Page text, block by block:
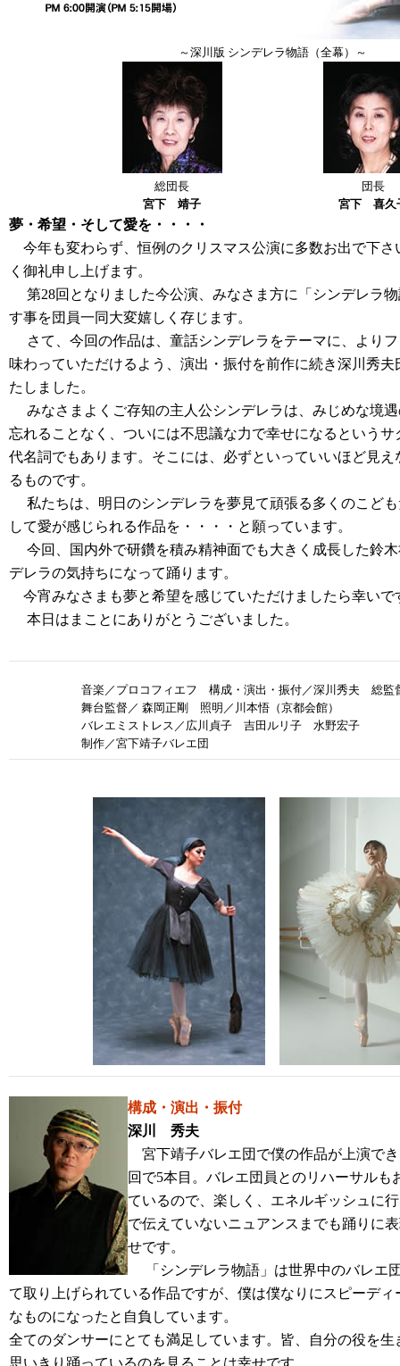
～深川版 シンデレラ物語（全幕）～
総団長
宮下 靖子
団長
宮下 喜久
夢・希望・そして愛を・・・・
今年も変わらず、恒例のクリスマス公演に多数お出で下さ
く御礼申し上げます。
第28回となりました今公演、みなさま方に「シンデレラ
す事を団員一同大変嬉しく存じます。
さて、今回の作品は、童話シンデレラをテーマに、より
味わっていただけるよう、演出・振付を前作に続き深川秀
たしました。
みなさまよくご存知の主人公シンデレラは、みじめな境
忘れることなく、ついには不思議な力で幸せになるという
代名詞でもあります。そこには、必ずといっていいほど見
るものです。
私たちは、明日のシンデレラを夢見て頑張る多くのこど
して愛が感じられる作品を・・・・と願っています。
今回、国内外で研鑽を積み精神面でも大きく成長した鈴
デレラの気持ちになって踊ります。
今宵みなさまも夢と希望を感じていただけましたら幸いで
本日はまことにありがとうございました。
音楽／プロコフィエフ 構成・演出・振付／深川秀夫 総監
舞台監督／ 森岡正剛 照明／川本悟（京都会館）
バレエミストレス／広川貞子 吉田ルリ子 水野宏子
制作／宮下靖子バレエ団
構成・演出・振付
深川 秀夫
宮下靖子バレエ団で僕の作品が上演で
回で5本目。バレエ団員とのリハーサルも
ているので、楽しく、エネルギッシュに
で伝えていないニュアンスまでも踊りに
せです。
「シンデレラ物語」は世界中のバレエ
て取り上げられている作品ですが、僕は僕なりにスピーデ
なものになったと自負しています。
全てのダンサーにとても満足しています。皆、自分の役を